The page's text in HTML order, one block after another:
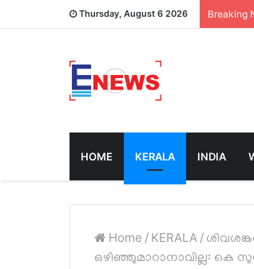
Thursday, August 6 2026 Breaking
HOME KERALA INDIA
Home / KERALA /
ഒഴിഞ്ഞുമാറാനാവില്ല: കെ